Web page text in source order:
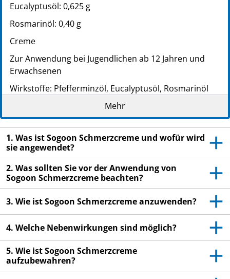
Eucalyptusöl: 0,625 g
Rosmarinöl: 0,40 g
Creme
Zur Anwendung bei Jugendlichen ab 12 Jahren und
Erwachsenen
Wirkstoffe: Pfefferminzöl, Eucalyptusöl, Rosmarinöl
Lesen Sie die gesamte Packungsbeilage sorgfältig
durch, bevor Sie mit der Anwendung dieses
Arzneimittels beginnen, denn sie enthält wichtige
Informationen.
Wenden Sie dieses Arzneimittel immer genau wie in
dieser Packungsbeilage beschrieben bzw. genau nach
Anweisung Ihres Arztes oder Apothekers an.
Heben Sie die Packungsbeilage auf. Vielleicht
möchten Sie diese später nochmals lesen.
Fragen Sie Ihren Apotheker, wenn Sie weitere
Informationen oder einen Rat benötigen.
Wenn Sie Nebenwirkungen bemerken, wenden Sie
sich an Ihren Arzt oder Apotheker. Dies gilt auch
Mehr
1. Was ist Sogoon Schmerzcreme und wofür wird
sie angewendet?
2. Was sollten Sie vor der Anwendung von
Sogoon Schmerzcreme beachten?
3. Wie ist Sogoon Schmerzcreme anzuwenden?
4. Welche Nebenwirkungen sind möglich?
5. Wie ist Sogoon Schmerzcreme
aufzubewahren?